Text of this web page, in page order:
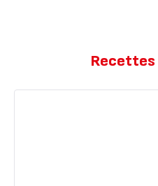
Recettes